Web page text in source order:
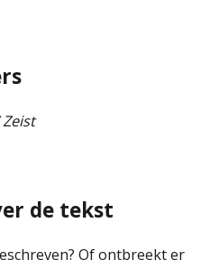
de tekst
Of ontbreekt er